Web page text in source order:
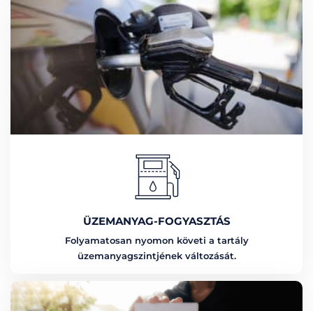
ÜZEMANYAG-FOGYASZTÁS
Folyamatosan nyomon követi a tartály
üzemanyagszintjének változását.